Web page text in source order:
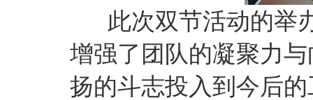
此次双节活动的举
增强了团队的凝聚力
扬的斗志投入到今后